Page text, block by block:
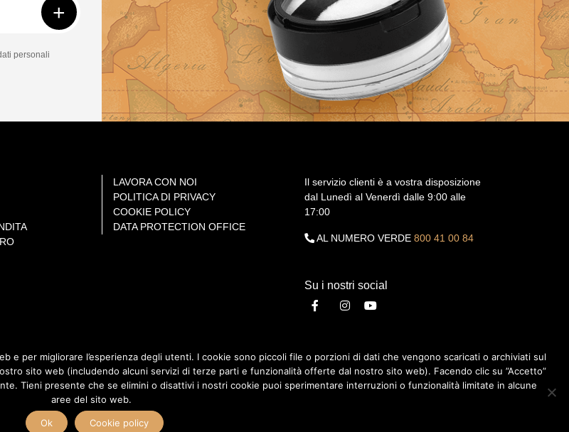
+
personali
LAVORA CON NOI
POLITICA DI PRIVACY
COOKIE POLICY
DATA PROTECTION OFFICE
Il servizio clienti è a vostra disposizione
dal Lunedì al Venerdì dalle 9:00 alle
17:00
AL NUMERO VERDE 800 41 00 84
Su i nostri social
TROVA LE FARMACIE PIÙ VICINE A TE METODI DI PAGAMENTO
Laurentino, 2 - 00144 - Roma (RM) - P.IVA 04888070960 Copyright © 2026 Polifarma Benessere, Tutti I Diritti Riservati.
per migliorare l’esperienza degli utenti. I cookie sono piccoli file o porzioni di dati che vengono scaricati o archiviati sul
sito web (includendo alcuni servizi di terze parti e funzionalità offerte dal nostro sito web). Facendo clic su ”Accetto”
Tieni presente che se elimini o disattivi i nostri cookie puoi sperimentare interruzioni o funzionalità limitate in alcune
aree del sito web.
Ok Cookie policy